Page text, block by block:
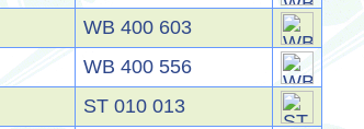
WB 400 603
WB 400 556
ST 010 013